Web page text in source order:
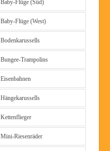
Baby-Flüge (Süd)
Baby-Flüge (West)
Bodenkarussells
Bungee-Trampolins
Eisenbahnen
Hängekarussells
Kettenflieger
Mini-Riesenräder